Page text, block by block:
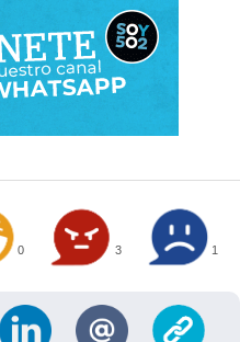
0 3 1